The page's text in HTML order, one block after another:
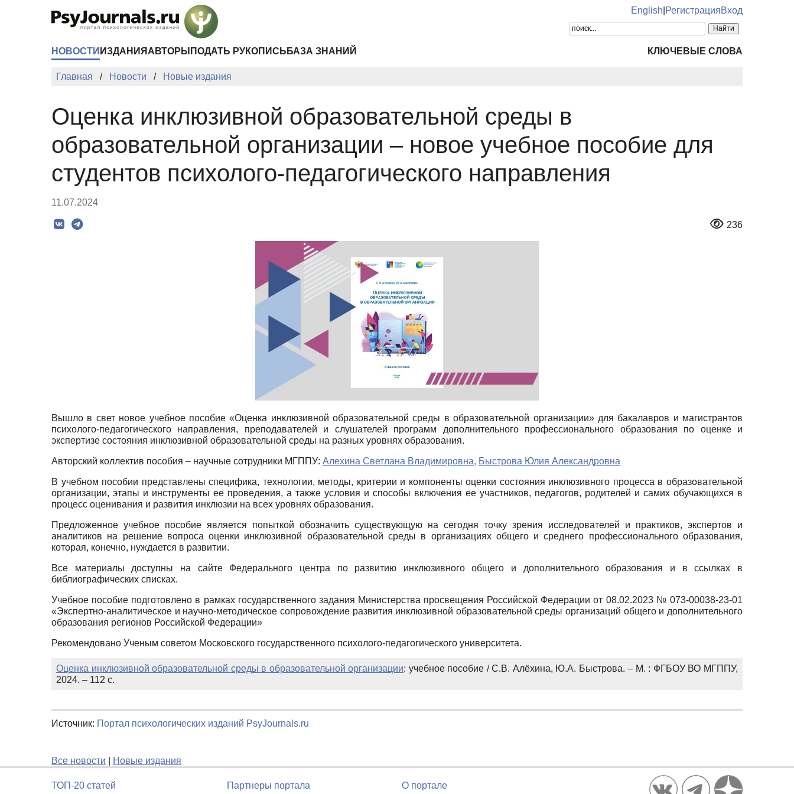
English РегистрацияВход
НОВОСТИ ИЗДАНИЯ АВТОРЫ ПОДАТЬ РУКОПИСЬ БАЗА ЗНАНИЙ КЛЮЧЕВЫЕ СЛОВА
Главная Новости Новые издания
Оценка инклюзивной образовательной среды в
образовательной организации – новое учебное пособие для
студентов психолого-педагогического направления
11.07.2024
236
Вышло в свет новое учебное пособие «Оценка инклюзивной образовательной среды в образовательной организации» для бакалавров и магистрантов
психолого-педагогического направления, преподавателей и слушателей программ дополнительного профессионального образования по оценке и
экспертизе состояния инклюзивной образовательной среды на разных уровнях образования.
Авторский коллектив пособия – научные сотрудники МГППУ: Алехина Светлана Владимировна, Быстрова Юлия Александровна
В учебном пособии представлены специфика, технологии, методы, критерии и компоненты оценки состояния инклюзивного процесса в образовательной
организации, этапы и инструменты ее проведения, а также условия и способы включения ее участников, педагогов, родителей и самих обучающихся в
процесс оценивания и развития инклюзии на всех уровнях образования.
Предложенное учебное пособие является попыткой обозначить существующую на сегодня точку зрения исследователей и практиков, экспертов и
аналитиков на решение вопроса оценки инклюзивной образовательной среды в организациях общего и среднего профессионального образования,
которая, конечно, нуждается в развитии.
Все материалы доступны на сайте Федерального центра по развитию инклюзивного общего и дополнительного образования и в ссылках в
библиографических списках.
Учебное пособие подготовлено в рамках государственного задания Министерства просвещения Российской Федерации от 08.02.2023 № 073-00038-23-01
«Экспертно-аналитическое и научно-методическое сопровождение развития инклюзивной образовательной среды организаций общего и дополнительного
образования регионов Российской Федерации»
Рекомендовано Ученым советом Московского государственного психолого-педагогического университета.
Оценка инклюзивной образовательной среды в образовательной организации: учебное пособие / С.В. Алёхина, Ю.А. Быстрова. – М. : ФГБОУ ВО МГППУ,
2024. – 112 с.
Источник: Портал психологических изданий PsyJournals.ru
Все новости Новые издания
ТОП-20 статей Партнеры портала О портале